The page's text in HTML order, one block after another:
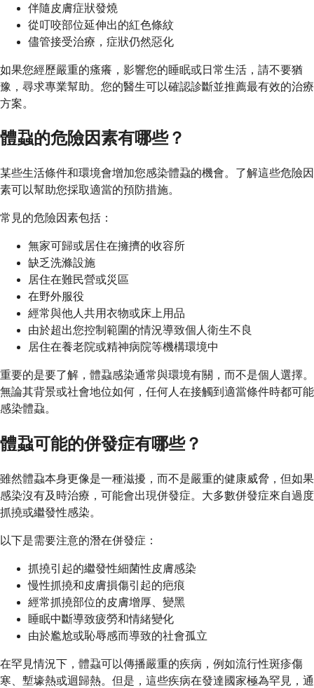
伴隨皮膚症狀發燒
從叮咬部位延伸出的紅色條紋
儘管接受治療，症狀仍然惡化
如果您經歷嚴重的瘙癢，影響您的睡眠或日常生活，請不要猶
豫，尋求專業幫助。您的醫生可以確認診斷並推薦最有效的治療
方案。
體蝨的危險因素有哪些？
某些生活條件和環境會增加您感染體蝨的機會。了解這些危險因
素可以幫助您採取適當的預防措施。
常見的危險因素包括：
無家可歸或居住在擁擠的收容所
缺乏洗滌設施
居住在難民營或災區
在野外服役
經常與他人共用衣物或床上用品
由於超出您控制範圍的情況導致個人衛生不良
居住在養老院或精神病院等機構環境中
重要的是要了解，體蝨感染通常與環境有關，而不是個人選擇。
無論其背景或社會地位如何，任何人在接觸到適當條件時都可能
感染體蝨。
體蝨可能的併發症有哪些？
雖然體蝨本身更像是一種滋擾，而不是嚴重的健康威脅，但如果
感染沒有及時治療，可能會出現併發症。大多數併發症來自過度
抓撓或繼發性感染。
以下是需要注意的潛在併發症：
抓撓引起的繼發性細菌性皮膚感染
慢性抓撓和皮膚損傷引起的疤痕
經常抓撓部位的皮膚增厚、變黑
睡眠中斷導致疲勞和情緒變化
由於尷尬或恥辱感而導致的社會孤立
在罕見情況下，體蝨可以傳播嚴重的疾病，例如流行性斑疹傷
寒、塹壕熱或迴歸熱。但是，這些疾病在發達國家極為罕見，通